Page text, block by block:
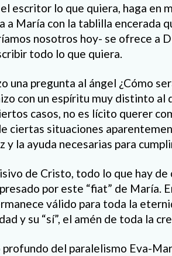
escritor lo que quiera, haga en
a María con la tablilla encerada
nosotros hoy- se ofrece a
todo lo que quiera.
una pregunta al ángel ¿Cómo
con un espíritu muy distinto al
casos, no es lícito querer
ciertas situaciones
y la ayuda necesarias para
de Cristo, todo lo que hay
por este “fiat” de María.
válido para toda la
y su “sí”, el amén de toda la
del paralelismo Eva-